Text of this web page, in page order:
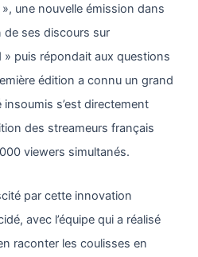
une nouvelle émission dans
de ses discours sur
» puis répondait aux questions
édition a connu un grand
s’est directement
des streameurs français
viewers simultanés.
par cette innovation
avec l’équipe qui a réalisé
raconter les coulisses en